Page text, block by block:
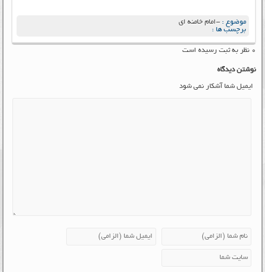
موضوع :-امام خامنه ای
برچسب ها :
۰ نظر به ثبت رسیده است
نوشتن دیدگاه
ایمیل شما آشکار نمی شود